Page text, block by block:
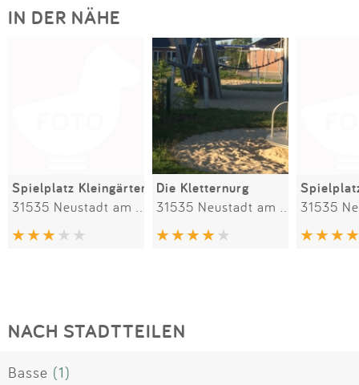
IN DER NÄHE
Spielplatz Kleingärten Die Kletternurg
NACH STADTTEILEN
Basse (1)